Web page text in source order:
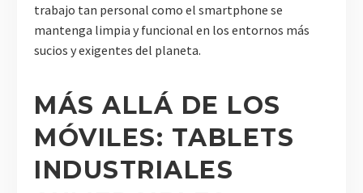
trabajo tan personal como el smartphone se
mantenga limpia y funcional en los entornos más
sucios y exigentes del planeta.
MÁS ALLÁ DE LOS
MÓVILES: TABLETS
INDUSTRIALES